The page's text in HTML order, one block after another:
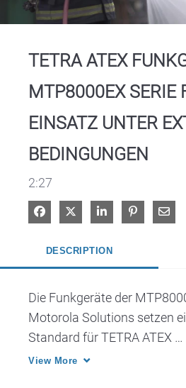
TETRA ATEX
MTP8000EX SERIE
EINSATZ UNTER
BEDINGUNGEN
2:27
Share on Facebook
Share on X
Share onPin on
DESCRIPTION
Die Funkgeräte der
Motorola Solutions setzen
Standard für TETRA ATEX
Handsprechfunkgeräte. In
View More